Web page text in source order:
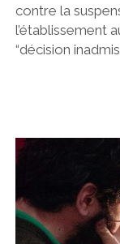
contre la
l’établissement
“décision